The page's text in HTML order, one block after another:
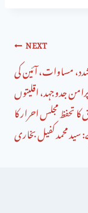
NEXT
مساوات، آئین کی
جدوجہد، اقلیتوں
تحفظ مجلس احرار کا
سید محمد کفیل بخاری